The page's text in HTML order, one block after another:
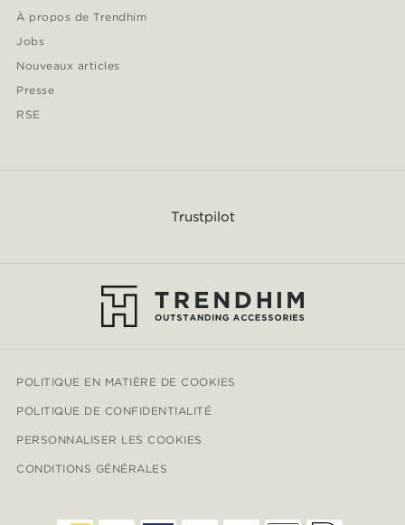
À propos de Trendhim
Jobs
Nouveaux articles
Presse
RSE
Trustpilot
POLITIQUE EN MATIÈRE DE COOKIES
POLITIQUE DE CONFIDENTIALITÉ
PERSONNALISER LES COOKIES
CONDITIONS GÉNÉRALES